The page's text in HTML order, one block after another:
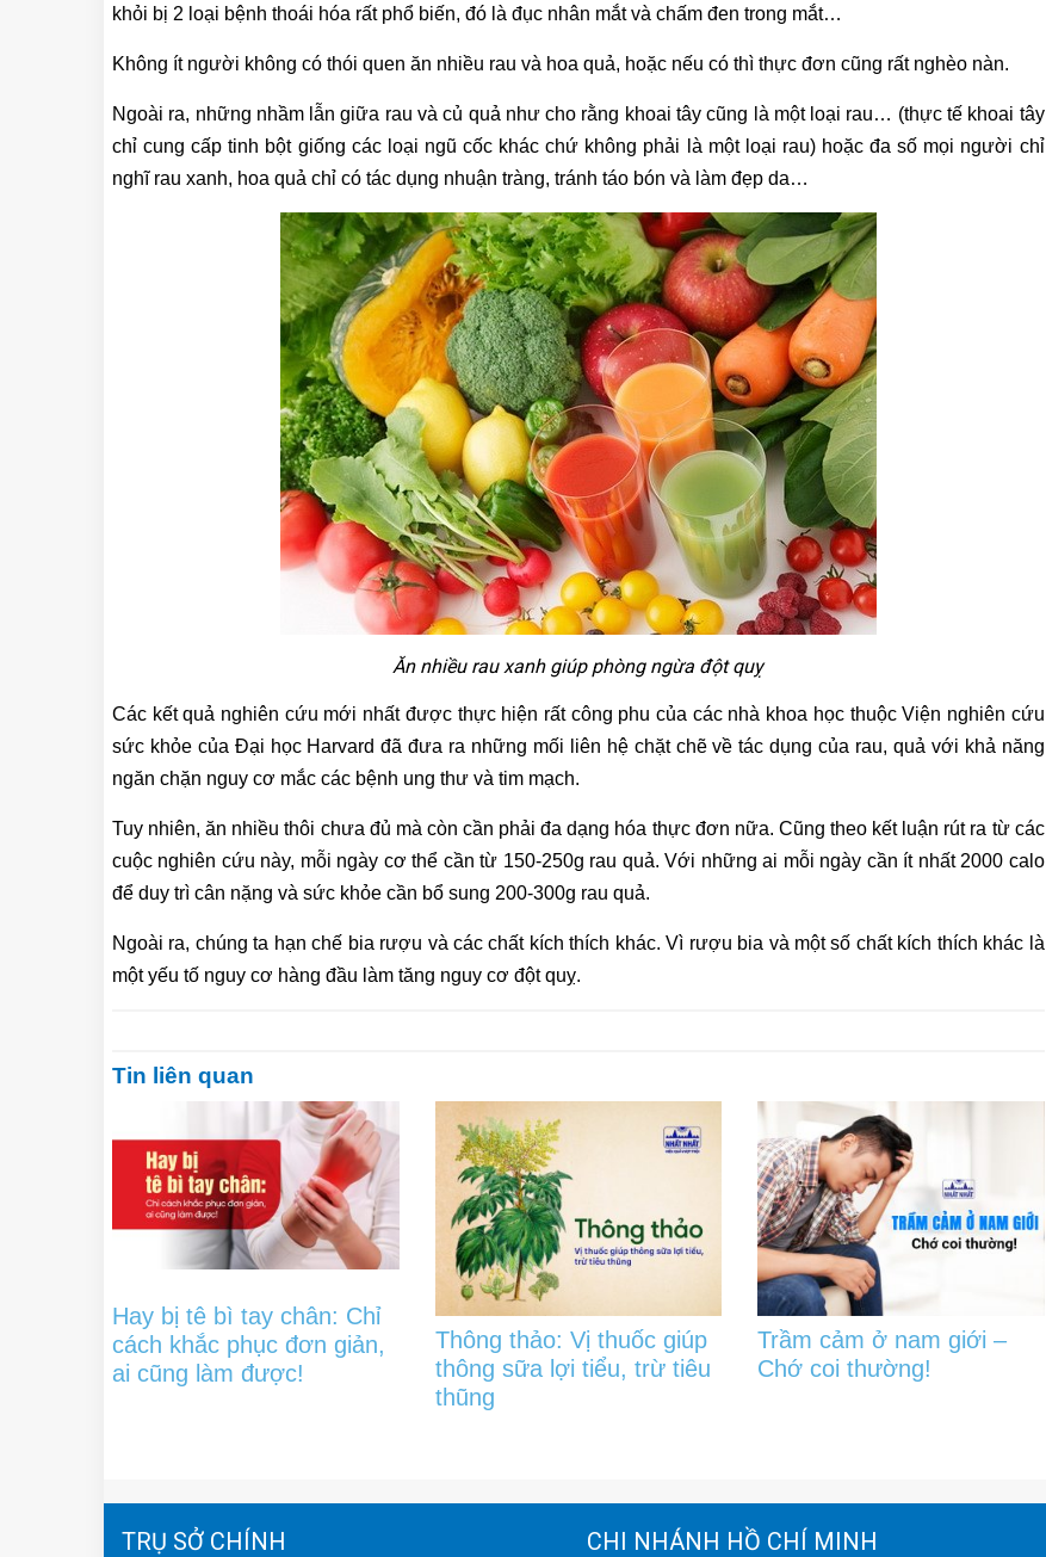
khỏi bị 2 loại bệnh thoái hóa rất phổ biến, đó là đục nhân mắt và chấm đen trong mắt…
Không ít người không có thói quen ăn nhiều rau và hoa quả, hoặc nếu có thì thực đơn cũng rất nghèo nàn.
Ngoài ra, những nhầm lẫn giữa rau và củ quả như cho rằng khoai tây cũng là một loại rau… (thực tế khoai tây
chỉ cung cấp tinh bột giống các loại ngũ cốc khác chứ không phải là một loại rau) hoặc đa số mọi người chỉ
nghĩ rau xanh, hoa quả chỉ có tác dụng nhuận tràng, tránh táo bón và làm đẹp da…
Ăn nhiều rau xanh giúp phòng ngừa đột quỵ
Các kết quả nghiên cứu mới nhất được thực hiện rất công phu của các nhà khoa học thuộc Viện nghiên cứu
sức khỏe của Đại học Harvard đã đưa ra những mối liên hệ chặt chẽ về tác dụng của rau, quả với khả năng
ngăn chặn nguy cơ mắc các bệnh ung thư và tim mạch.
Tuy nhiên, ăn nhiều thôi chưa đủ mà còn cần phải đa dạng hóa thực đơn nữa. Cũng theo kết luận rút ra từ các
cuộc nghiên cứu này, mỗi ngày cơ thể cần từ 150-250g rau quả. Với những ai mỗi ngày cần ít nhất 2000 calo
để duy trì cân nặng và sức khỏe cần bổ sung 200-300g rau quả.
Ngoài ra, chúng ta hạn chế bia rượu và các chất kích thích khác. Vì rượu bia và một số chất kích thích khác là
một yếu tố nguy cơ hàng đầu làm tăng nguy cơ đột quỵ.
Tin liên quan
Hay bị tê bì tay chân: Chỉ
cách khắc phục đơn giản,
ai cũng làm được!
Thông thảo: Vị thuốc giúp
thông sữa lợi tiểu, trừ tiêu
thũng
Trầm cảm ở nam giới –
Chớ coi thường!
TRỤ SỞ CHÍNH CHI NHÁNH HỒ CHÍ MINH